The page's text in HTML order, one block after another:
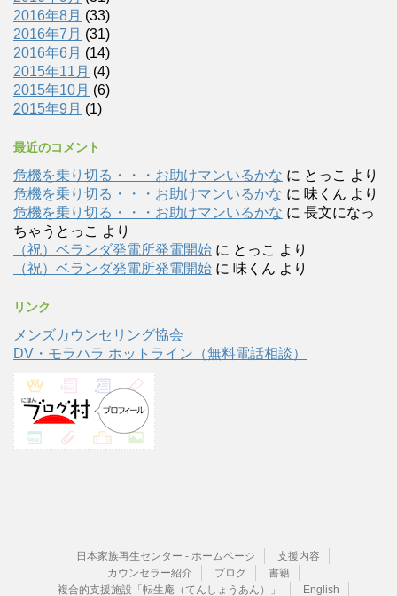
2016年8月 (33)
2016年7月 (31)
2016年6月 (14)
2015年11月 (4)
2015年10月 (6)
2015年9月 (1)
最近のコメント
危機を乗り切る・・・お助けマンいるかな に とっこ より
危機を乗り切る・・・お助けマンいるかな に 味くん より
危機を乗り切る・・・お助けマンいるかな に 長文になっ
ちゃうとっこ より
（祝）ベランダ発電所発電開始 に とっこ より
（祝）ベランダ発電所発電開始 に 味くん より
リンク
メンズカウンセリング協会
DV・モラハラ ホットライン（無料電話相談）
日本家族再生センター - ホームページ
支援内容
カウンセラー紹介
ブログ
書籍
複合的支援施設「転生庵（てんしょうあん）」
English